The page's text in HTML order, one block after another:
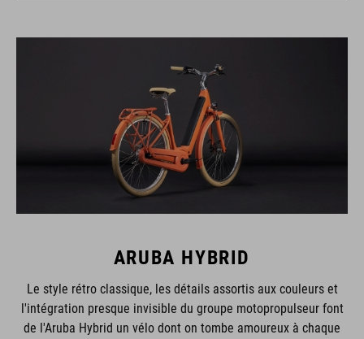
ARUBA HYBRID
Le style rétro classique, les détails assortis aux couleurs et
l'intégration presque invisible du groupe motopropulseur font
de l'Aruba Hybrid un vélo dont on tombe amoureux à chaque